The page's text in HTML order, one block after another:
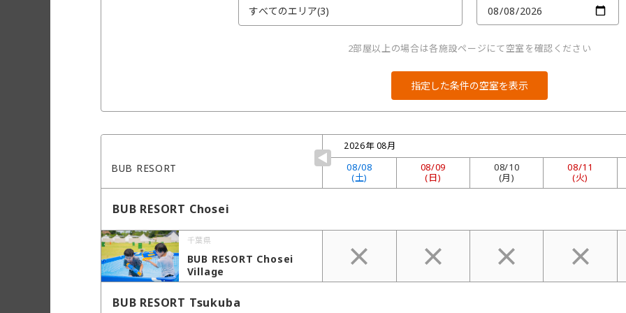
2部屋以上の場合は各施設ページにて空室を確認ください
BUB RESORT
2026年 08月
▼
08/08
(土)
08/09
(日)
08/10
(月)
08/11
(火)
BUB RESORT Chosei
千葉県
BUB RESORT Chosei
Village
BUB RESORT Tsukuba